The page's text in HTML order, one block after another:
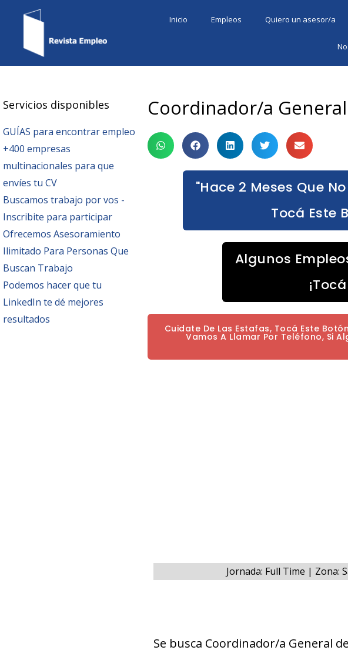
Inicio Empleos Quiero un asesor/a
Servicios disponibles
GUÍAS para encontrar empleo
+400 empresas
multinacionales para que
envíes tu CV
Buscamos trabajo por vos -
Inscribite para participar
Ofrecemos Asesoramiento
Ilimitado Para Personas Que
Buscan Trabajo
Podemos hacer que tu
LinkedIn te dé mejores
resultados
Coordinador/a
"Hace 2 Meses Que
Tocá Este
Algunos
Cuidate De Las Estafas, Tocá Este
Vamos A Llamar Por Teléfono, Si
Jornada: Full Time | Zona:
Se busca Coordinador/a General